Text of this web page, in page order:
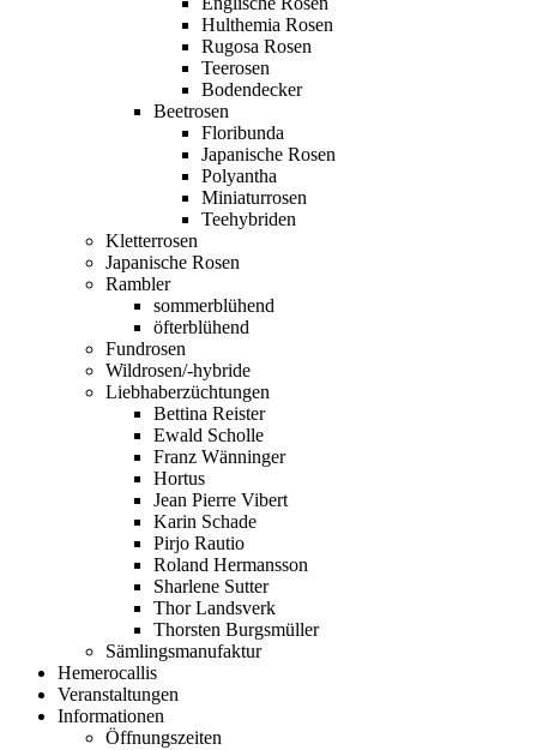
Hulthemia Rosen
Rugosa Rosen
Teerosen
Bodendecker
Beetrosen
Floribunda
Japanische Rosen
Polyantha
Miniaturrosen
Teehybriden
Kletterrosen
Japanische Rosen
Rambler
sommerblühend
öfterblühend
Fundrosen
Wildrosen/-hybride
Liebhaberzüchtungen
Bettina Reister
Ewald Scholle
Franz Wänninger
Hortus
Jean Pierre Vibert
Karin Schade
Pirjo Rautio
Roland Hermansson
Sharlene Sutter
Thor Landsverk
Thorsten Burgsmüller
Sämlingsmanufaktur
Hemerocallis
Veranstaltungen
Informationen
Öffnungszeiten